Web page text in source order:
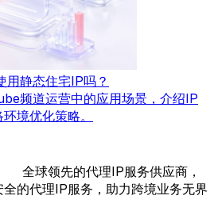
静态住宅IP吗？
频道运营中的应用场景，介绍IP
境优化策略。
全球领先的代理IP服务供应商，
的代理IP服务，助力跨境业务无界